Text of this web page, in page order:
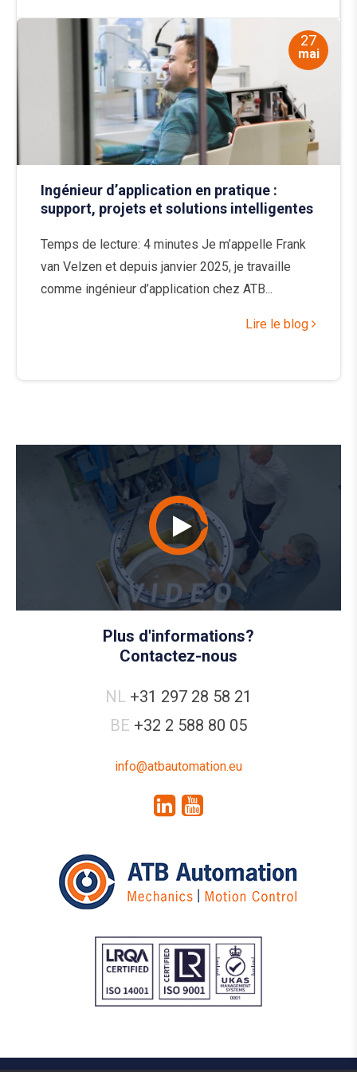
27
mai
Ingénieur d’application en pratique :
support, projets et solutions intelligentes
Temps de lecture: 4 minutes Je m’appelle Frank
van Velzen et depuis janvier 2025, je travaille
comme ingénieur d’application chez ATB...
Lire le blog
Plus d'informations?
Contactez-nous
NL +31 297 28 58 21
BE +32 2 588 80 05
info@atbautomation.eu